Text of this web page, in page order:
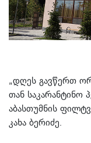
„დღეს გავწერთ
თან საკარანტინო
აბასთუმნის
კახა ბერიძე.